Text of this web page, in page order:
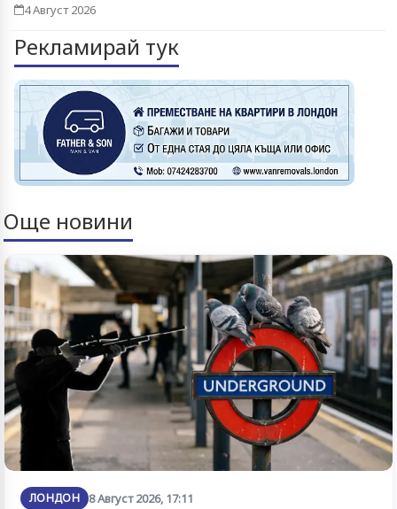
4 Август 2026
Рекламирай тук
Още новини
ЛОНДОН 8 Август 2026, 17:11